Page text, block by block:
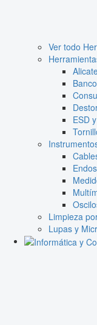
Ver todo
ESD
Limpieza
Lupas y